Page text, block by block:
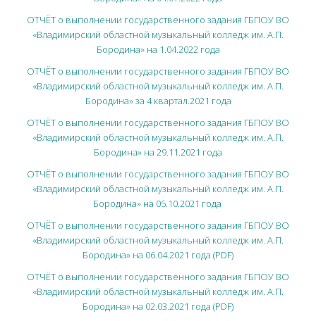
ОТЧЁТ о выполнении государственного задания ГБПОУ ВО
«Владимирский областной музыкальный колледж им. А.П.
Бородина» на 1.04.2022 года
ОТЧЁТ о выполнении государственного задания ГБПОУ ВО
«Владимирский областной музыкальный колледж им. А.П.
Бородина» за 4 квартал.2021 года
ОТЧЁТ о выполнении государственного задания ГБПОУ ВО
«Владимирский областной музыкальный колледж им. А.П.
Бородина» на 29.11.2021 года
ОТЧЁТ о выполнении государственного задания ГБПОУ ВО
«Владимирский областной музыкальный колледж им. А.П.
Бородина» на 05.10.2021 года
ОТЧЁТ о выполнении государственного задания ГБПОУ ВО
«Владимирский областной музыкальный колледж им. А.П.
Бородина» на 06.04.2021 года (PDF)
ОТЧЁТ о выполнении государственного задания ГБПОУ ВО
«Владимирский областной музыкальный колледж им. А.П.
Бородина» на 02.03.2021 года (PDF)